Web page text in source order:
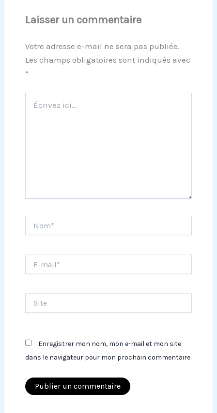
Laisser un commentaire
Votre adresse e-mail ne sera pas publiée.
Les champs obligatoires sont indiqués avec
*
ici…
mail*
Enregistrer mon nom, mon e-mail et mon site
dans le navigateur pour mon prochain commentaire.